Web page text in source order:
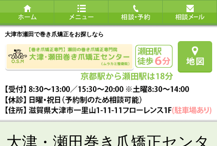
大津市瀬田で巻き爪矯正をお探しなら
大津・瀬田巻き爪矯正センタ